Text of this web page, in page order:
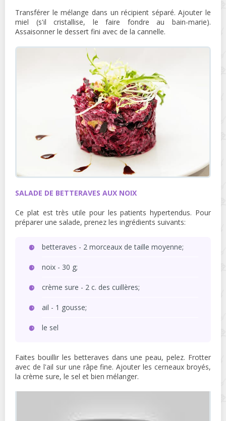
Transférer le mélange dans un récipient séparé. Ajouter le
miel (s'il cristallise, le faire fondre au bain-marie).
Assaisonner le dessert fini avec de la cannelle.
SALADE DE BETTERAVES AUX NOIX
Ce plat est très utile pour les patients hypertendus. Pour
préparer une salade, prenez les ingrédients suivants:
betteraves - 2 morceaux de taille moyenne;
noix - 30 g;
crème sure - 2 c. des cuillères;
ail - 1 gousse;
le sel
Faites bouillir les betteraves dans une peau, pelez. Frotter
avec de l'ail sur une râpe fine. Ajouter les cerneaux broyés,
la crème sure, le sel et bien mélanger.